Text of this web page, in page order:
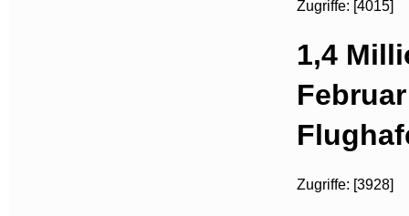
Zugriffe: [4015]
1,4
Zugriffe: [3928]